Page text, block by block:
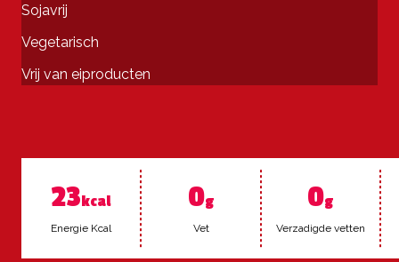
Sojavrij
Vegetarisch
Vrij van eiproducten
23kcal
Ener­gie Kcal
0g
Vet
0g
Ver­za­dig­de vet­ten